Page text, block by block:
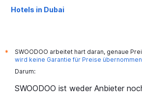
Hotels in Dubai
*
SWOODOO arbeitet hart daran, genaue
wird keine Garantie für Preise übernommen
Darum:
SWOODOO ist weder Anbieter